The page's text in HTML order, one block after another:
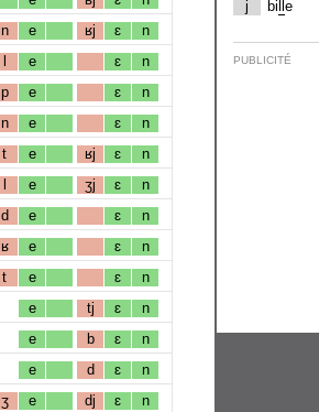
n e ʁj ɛ n
l e ɛ n
p e ɛ n
n e ɛ n
t e ʁj ɛ n
l e ʒj ɛ n
d e ɛ n
ʁ e ɛ n
t e ɛ n
e tj ɛ n
e b ɛ n
e d ɛ n
ʒ e dj ɛ n
j
bi e
PUBLICITÉ